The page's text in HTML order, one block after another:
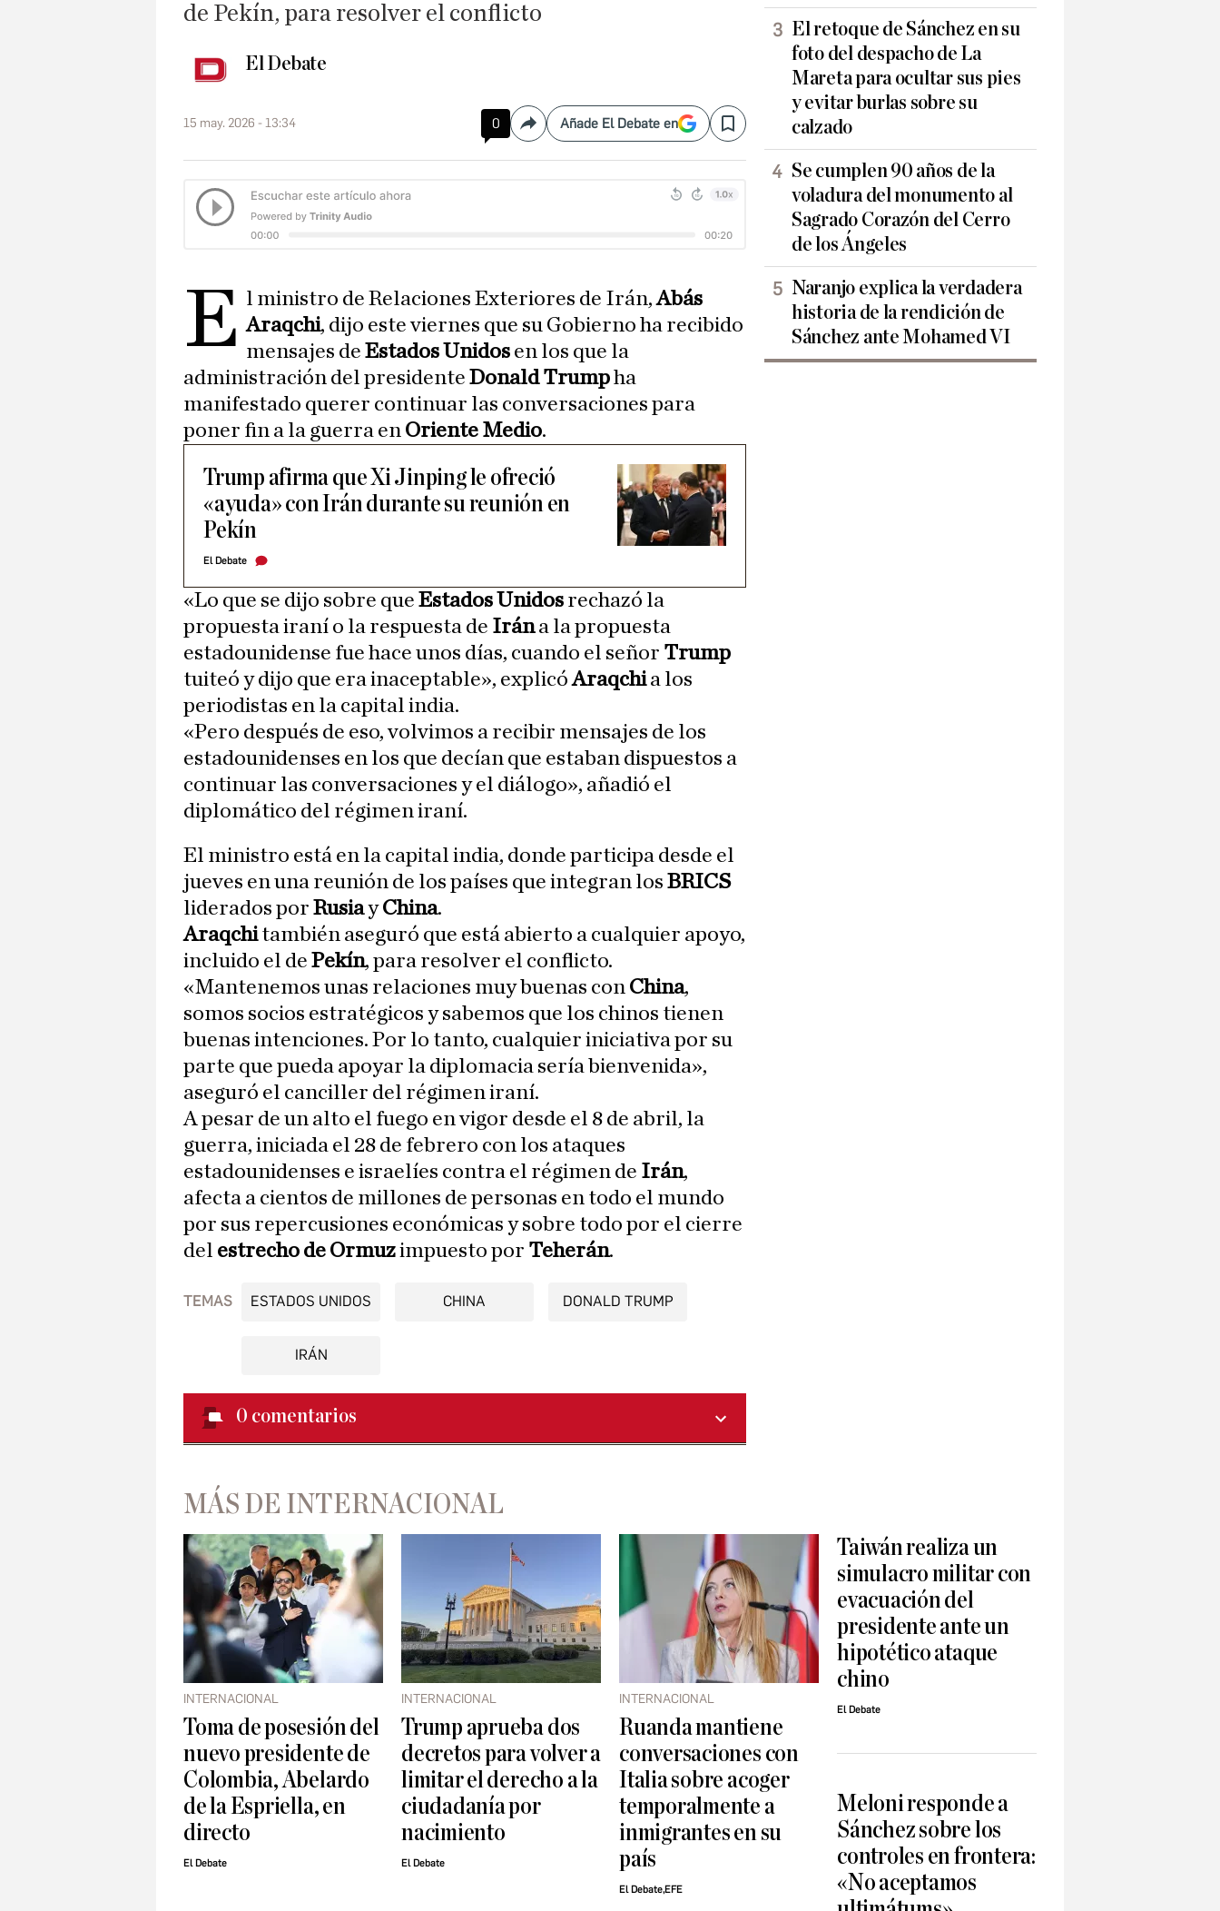
de Pekín, para resolver el conflicto
El Debate
15 may. 2026 - 13:34 0 CompartirAñade El Debate en Save
E l ministro de Relaciones Exteriores de Irán,Abás
Araqchi, dijo este viernes que su Gobierno ha recibido
mensajes deEstados Unidos en los que la
administración del presidente Donald Trumpha
manifestado querer continuar las conversaciones para
poner fin a la guerra en Oriente Medio.
Trump afirma que Xi Jinping le ofreció
«ayuda» con Irán durante su reunión en
Pekín
El Debate
«Lo que se dijo sobre que Estados Unidos rechazó la
propuesta iraní o la respuesta de Irána la propuesta
estadounidense fue hace unos días, cuando el señor Trump
tuiteó y dijo que era inaceptable», explicóAraqchia los
periodistas en la capital india.
«Pero después de eso, volvimos a recibir mensajes de los
estadounidenses en los que decían que estaban dispuestos a
continuar las conversaciones y el diálogo», añadió el
diplomático del régimen iraní.
El ministro está en la capital india, donde participa desde el
jueves en una reunión de los países que integran los BRICS
liderados por RusiayChina.
Araqchitambién aseguró que está abierto a cualquier apoyo,
incluido el de Pekín, para resolver el conflicto.
«Mantenemos unas relaciones muy buenas con China,
somos socios estratégicos y sabemos que los chinos tienen
buenas intenciones. Por lo tanto, cualquier iniciativa por su
parte que pueda apoyar la diplomacia sería bienvenida»,
aseguró el canciller del régimen iraní.
A pesar de un alto el fuego en vigor desde el 8 de abril, la
guerra, iniciada el 28 de febrero con los ataques
estadounidenses e israelíes contra el régimen de Irán,
afecta a cientos de millones de personas en todo el mundo
por sus repercusiones económicas y sobre todo por el cierre
del estrecho de Ormuzimpuesto por Teherán.
TEMAS ESTADOS UNIDOS CHINA DONALD TRUMP
IRÁN
0 comentarios
El retoque de Sánchez en su
foto del despacho de La
Mareta para ocultar sus pies
y evitar burlas sobre su
calzado
Se cumplen 90 años de la
voladura del monumento al
Sagrado Corazón del Cerro
de los Ángeles
Naranjo explica la verdadera
historia de la rendición de
Sánchez ante Mohamed VI
MÁS DE INTERNACIONAL
INTERNACIONAL
Toma de posesión del
nuevo presidente de
Colombia, Abelardo
de la Espriella, en
directo
El Debate
INTERNACIONAL
Trump aprueba dos
decretos para volver a
limitar el derecho a la
ciudadanía por
nacimiento
El Debate
INTERNACIONAL
Ruanda mantiene
conversaciones con
Italia sobre acoger
temporalmente a
inmigrantes en su
país
El Debate,EFE
Taiwán realiza un
simulacro militar con
evacuación del
presidente ante un
hipotético ataque
chino
El Debate
Meloni responde a
Sánchez sobre los
controles en frontera:
«No aceptamos